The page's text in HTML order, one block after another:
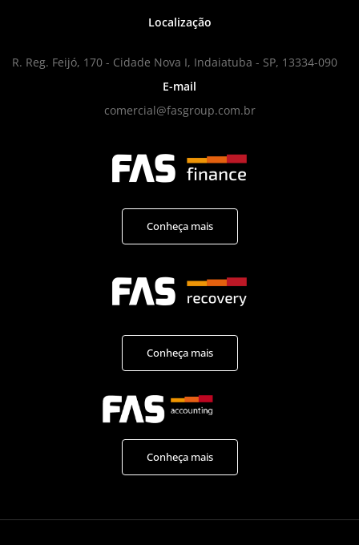
Localização
R. Reg. Feijó, 170 - Cidade Nova I, Indaiatuba - SP, 13334-090
E-mail
comercial@fasgroup.com.br
Conheça mais
Conheça mais
Conheça mais